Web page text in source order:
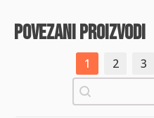
povezani proizvodi
1 2 3
Pretraži